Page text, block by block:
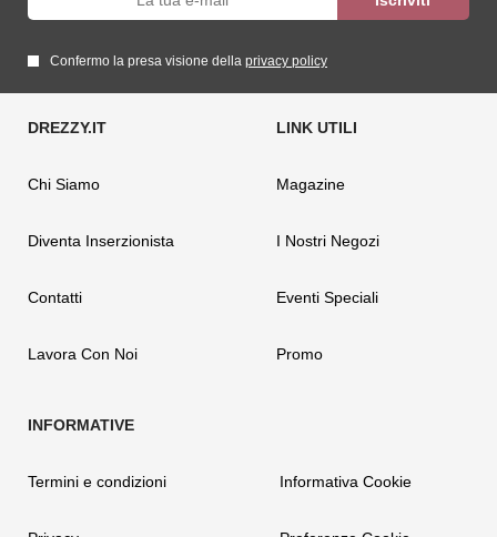
Confermo la presa visione della privacy policy
Chi Siamo
Diventa Inserzionista
Contatti
Lavora Con Noi
Magazine
I Nostri Negozi
Eventi Speciali
Promo
Termini e condizioni Informativa Cookie